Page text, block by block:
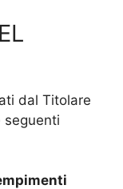
dal Titolare
seguenti